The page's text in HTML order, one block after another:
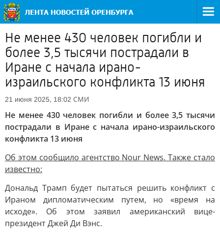
Не менее 430 человек погибли и
более 3,5 тысячи пострадали в
Иране с начала ирано-
израильского конфликта 13 июня
21 июня 2025, 18:02 СМИ
Не менее 430 человек погибли и более 3,5 тысячи
пострадали в Иране с начала ирано-израильского
конфликта 13 июня
Об этом сообщило агентство Nour News. Также стало
известно:
Дональд Трамп будет пытаться решить конфликт с
Ираном дипломатическим путем, но «время на
исходе». Об этом заявил американский вице-
президент Джей Ди Вэнс.